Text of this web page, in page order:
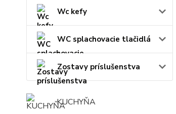
Wc kefy
WC splachovacie tlačidlá
Zostavy príslušenstva
KUCHYŇA